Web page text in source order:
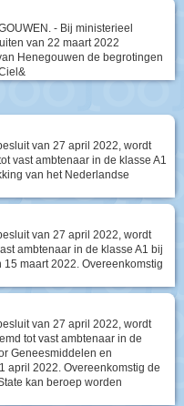
- Bij ministerieel
van 22 maart 2022
Henegouwen de begrotingen
van 27 april 2022, wordt
vast ambtenaar in de klasse A1
van het Nederlandse
van 27 april 2022, wordt
ambtenaar in de klasse A1 bij
maart 2022. Overeenkomstig
van 27 april 2022, wordt
tot vast ambtenaar in de
Geneesmiddelen en
april 2022. Overeenkomstig de
kan beroep worden